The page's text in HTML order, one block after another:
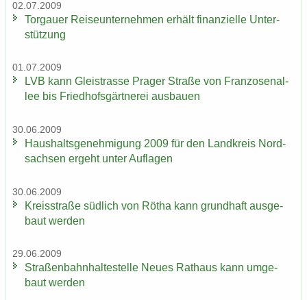
02.07.2009
Tor­gau­er Rei­se­un­ter­neh­men er­hält fi­nan­zi­el­le Un­ter­
stüt­zung
01.07.2009
LVB kann Gleis­tras­se Pra­ger Stra­ße von Fran­zo­sen­al­
lee bis Fried­hofs­gärt­ne­rei aus­bau­en
30.06.2009
Haus­halts­ge­neh­mi­gung 2009 für den Land­kreis Nord­
sach­sen er­geht unter Auf­la­gen
30.06.2009
Kreis­stra­ße süd­lich von Rötha kann grund­haft aus­ge­
baut wer­den
29.06.2009
Stra­ßen­bahn­hal­te­stel­le Neues Rat­haus kann um­ge­
baut wer­den